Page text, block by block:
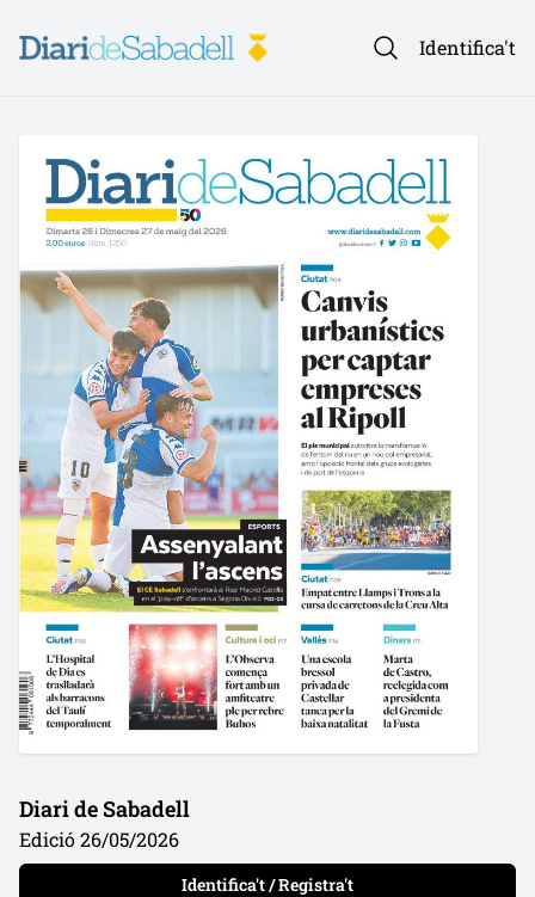
Identifica't
Diari de Sabadell
Edició 26/05/2026
Identifica't / Registra't